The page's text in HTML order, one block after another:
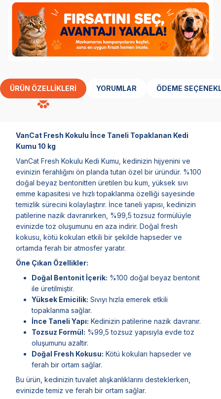
ÜRÜN ÖZELLIKLERI YORUMLAR ÖDEME
VanCat Fresh Kokulu İnce Taneli Topaklanan Kedi
Kumu 10 kg
VanCat Fresh Kokulu Kedi Kumu, kedinizin hijyenini ve
evinizin ferahlığını ön planda tutan özel bir üründür. %100
doğal beyaz bentonitten üretilen bu kum, yüksek sıvı
emme kapasitesi ve hızlı topaklanma özelliği sayesinde
temizlik sürecini kolaylaştırır. İnce taneli yapısı, kedinizin
patilerine nazik davranırken, %99,5 tozsuz formülüyle
evinizde toz oluşumunu en aza indirir. Doğal fresh
kokusu, kötü kokuları etkili bir şekilde hapseder ve
ortamda ferah bir atmosfer yaratır.
Öne Çıkan Özellikler:
Doğal Bentonit İçerik: %100 doğal beyaz bentonit
ile üretilmiştir.
Yüksek Emicilik: Sıvıyı hızla emerek etkili
topaklanma sağlar.
İnce Taneli Yapı: Kedinizin patilerine nazik davranır.
Tozsuz Formül: %99,5 tozsuz yapısıyla evde toz
oluşumunu azaltır.
Doğal Fresh Kokusu: Kötü kokuları hapseder ve
ferah bir ortam sağlar.
Bu ürün, kedinizin tuvalet alışkanlıklarını desteklerken,
evinizde temiz ve ferah bir ortam sağlar.